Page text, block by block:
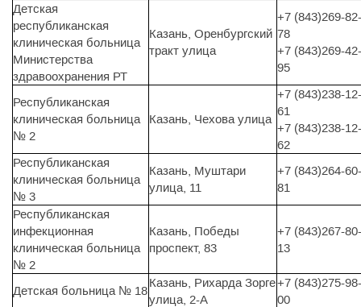
Детская
республиканская
клиническая больница
Министерства
здравоохранения РТ
Казань, Оренбургский
тракт улица
+7 (843)269-82-
78
+7 (843)269-42-
95
Республиканская
клиническая больница
№ 2
Казань, Чехова улица
+7 (843)238-12-
61
+7 (843)238-12-
62
Республиканская
клиническая больница
№ 3
Казань, Муштари
улица, 11
+7 (843)264-60-
81
Республиканская
инфекционная
клиническая больница
№ 2
Казань, Победы
проспект, 83
+7 (843)267-80-
13
Детская больница № 18
Казань, Рихарда Зорге
улица, 2-А
+7 (843)275-98-
00